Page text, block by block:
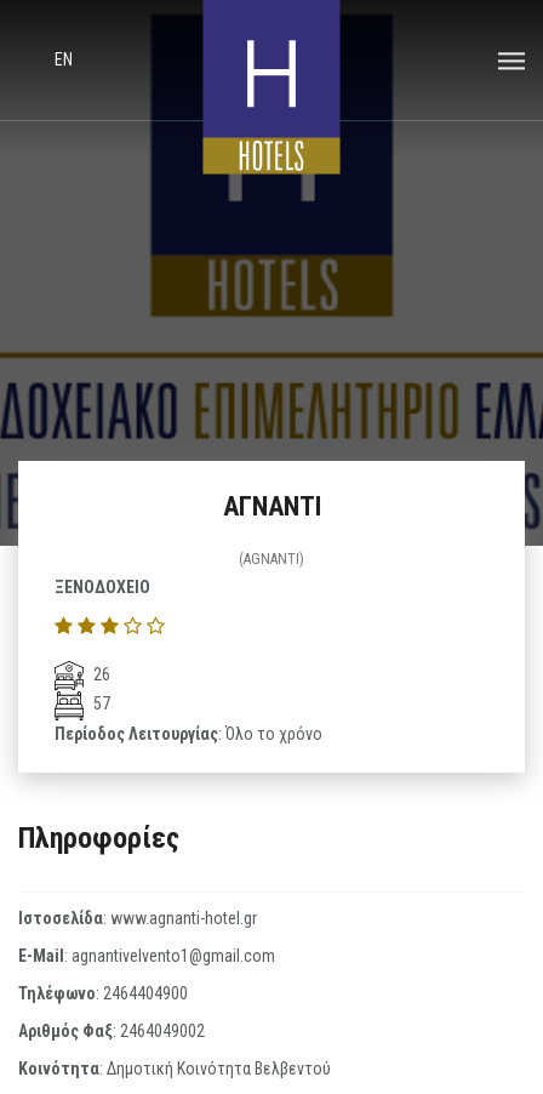
EN
ΑΓΝΑΝΤΙ
(AGNANTI)
ΞΕΝΟΔΟΧΕΙΟ
26
57
Περίοδος Λειτουργίας: Όλο το χρόνο
Πληροφορίες
Ιστοσελίδα: www.agnanti-hotel.gr
E-Mail: agnantivelvento1@gmail.com
Τηλέφωνο: 2464404900
Αριθμός Φαξ: 2464049002
Κοινότητα: Δημοτική Κοινότητα Βελβεντού